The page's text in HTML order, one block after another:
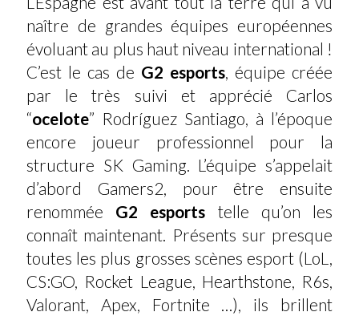
naître de grandes équipes européennes
évoluant au plus haut niveau international !
C’est le cas de G2 esports , équipe créée
par le très suivi et apprécié Carlos
“ocelote” Rodríguez Santiago, à l’époque
encore joueur professionnel pour la
structure SK Gaming. L’équipe s’appelait
d’abord Gamers2, pour être ensuite
renommée G2 esports telle qu’on les
connaît maintenant. Présents sur presque
toutes les plus grosses scènes esport (LoL,
CS:GO, Rocket League, Hearthstone, R6s,
Valorant, Apex, Fortnite …), ils brillent